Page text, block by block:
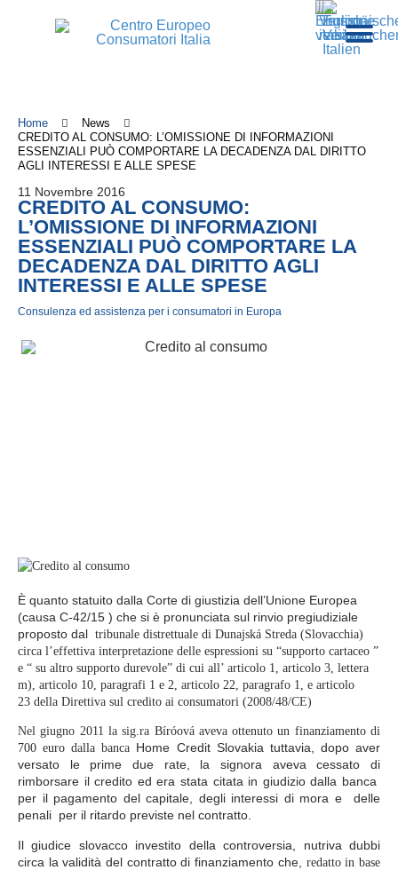
Home
News
CREDITO AL CONSUMO: L’OMISSIONE DI INFORMAZIONI
ESSENZIALI PUÒ COMPORTARE LA DECADENZA DAL DIRITTO
AGLI INTERESSI E ALLE SPESE
11 Novembre 2016
CREDITO AL CONSUMO:
L’OMISSIONE DI INFORMAZIONI
ESSENZIALI PUÒ COMPORTARE LA
DECADENZA DAL DIRITTO AGLI
INTERESSI E ALLE SPESE
Consulenza ed assistenza per i consumatori in Europa
È quanto statuito dalla Corte di giustizia dell’Unione Europea
(causa C-42/15 ) che si è pronunciata sul rinvio pregiudiziale
proposto dal tribunale distrettuale di Dunajská Streda (Slovacchia)
circa l’effettiva interpretazione delle espressioni su “supporto cartaceo ”
e “ su altro supporto durevole” di cui all’ articolo 1, articolo 3, lettera
m), articolo 10, paragrafi 1 e 2, articolo 22, paragrafo 1, e articolo
23 della Direttiva sul credito ai consumatori (2008/48/CE)
Nel giugno 2011 la sig.ra Bíróová aveva ottenuto un finanziamento di
700 euro dalla banca Home Credit Slovakia tuttavia, dopo aver
versato le prime due rate, la signora aveva cessato di
rimborsare il credito ed era stata citata in giudizio dalla banca
per il pagamento del capitale, degli interessi di mora e delle
penali per il ritardo previste nel contratto.
Il giudice slovacco investito della controversia, nutriva dubbi
circa la validità del contratto di finanziamento che, redatto in base